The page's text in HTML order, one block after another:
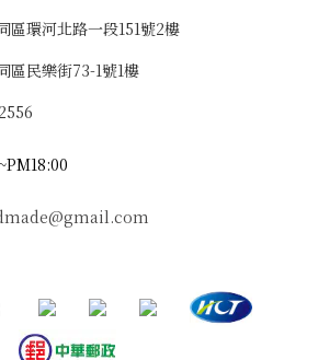
環河北路一段151號2樓
民樂街73-1號1樓